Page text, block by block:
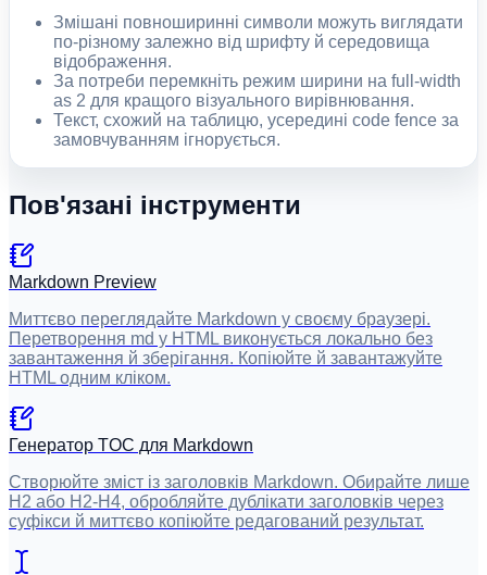
Змішані повноширинні символи можуть виглядати
по-різному залежно від шрифту й середовища
відображення.
За потреби перемкніть режим ширини на full-width
as 2 для кращого візуального вирівнювання.
Текст, схожий на таблицю, усередині code fence за
замовчуванням ігнорується.
Пов'язані інструменти
Markdown Preview
Миттєво переглядайте Markdown у своєму браузері.
Перетворення md у HTML виконується локально без
завантаження й зберігання. Копіюйте й завантажуйте
HTML одним кліком.
Генератор TOC для Markdown
Створюйте зміст із заголовків Markdown. Обирайте лише
H2 або H2-H4, обробляйте дублікати заголовків через
суфікси й миттєво копіюйте редагований результат.